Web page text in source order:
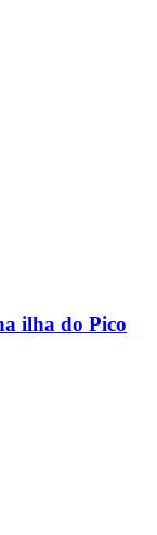
ilha do Pico